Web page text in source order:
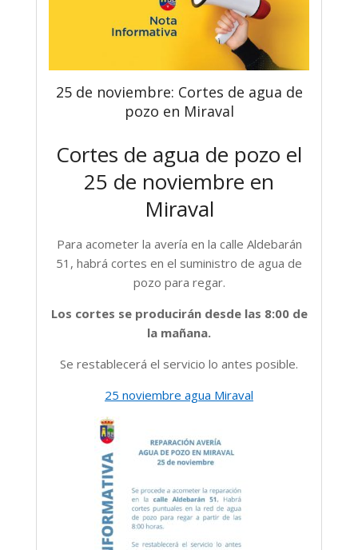
25 de noviembre: Cortes de agua de
pozo en Miraval
Cortes de agua de pozo el
25 de noviembre en
Miraval
Para acometer la avería en la calle Aldebarán
51, habrá cortes en el suministro de agua de
pozo para regar.
Los cortes se producirán desde las 8:00 de
la mañana.
Se restablecerá el servicio lo antes posible.
25 noviembre agua Miraval